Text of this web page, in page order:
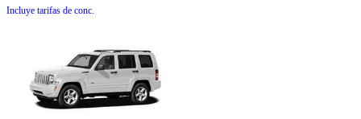
Incluye tarifas de conc.